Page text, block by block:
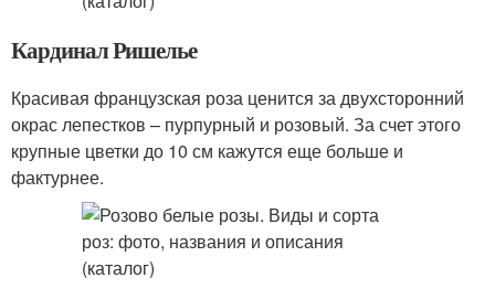
Кардинал Ришелье
Красивая французская роза ценится за двухсторонний
окрас лепестков – пурпурный и розовый. За счет этого
крупные цветки до 10 см кажутся еще больше и
фактурнее.